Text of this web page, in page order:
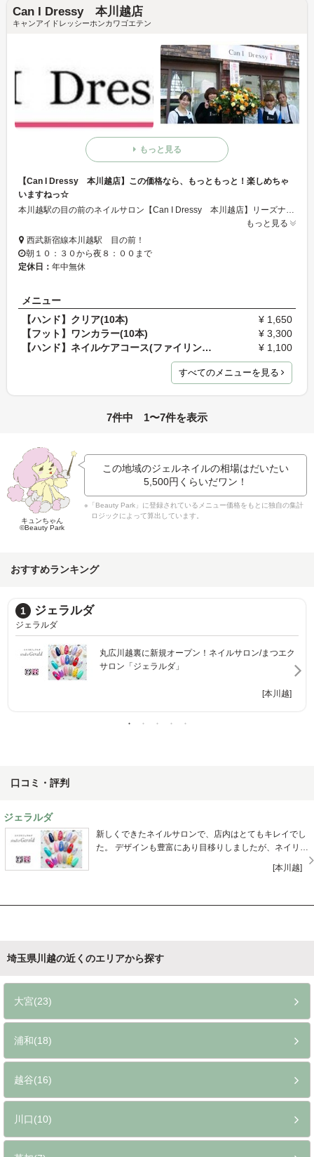
Can I Dressy 本川越店
キャンアイドレッシーホンカワゴエテン
もっと見る
【Can I Dressy 本川越店】この価格なら、もっともっと！楽しめちゃ
いますねっ☆
本川越駅の目の前のネイルサロン【Can I Dressy 本川越店】リーズナブルなメニューからこだわりメニューまで充実したラインナップ！月に一度だったネイル通いもこの価格なら、もっともっと！楽しめちゃいますねっ☆ぜひ、お気軽にお越しください！
もっと見る
西武新宿線本川越駅 目の前！
朝１０：３０から夜８：００まで
定休日： 年中無休
メニュー
【ハンド】クリア(10本)
¥ 1,650
【フット】ワンカラー(10本)
¥ 3,300
【ハンド】ネイルケアコース(ファイリング、ドライケ…
¥ 1,100
すべてのメニューを見る
7件中 1〜7件を表示
キュンちゃん
©Beauty Park
この地域のジェルネイルの相場はだいたい
5,500円 くらいだワン！
※「Beauty Park」に登録されているメニュー価格をもとに独自の集計
ロジックによって算出しています。
おすすめランキング
エク
2 FASTNAIL 川越駅前店 【ファストネイル】
ファストネイルカワゴエエキマエテン
口コミ・評判
ジェラルダ
新しくできたネイルサロンで、店内はとてもキレイでし
た。 デザインも豊富にあり目移りしましたが、ネイリス
の仕上がりに大満足です！ 今度友人の結婚式があるので
[本川越]
埼玉県川越の近くのエリアから探す
大宮(23)
浦和(18)
越谷(16)
川口(10)